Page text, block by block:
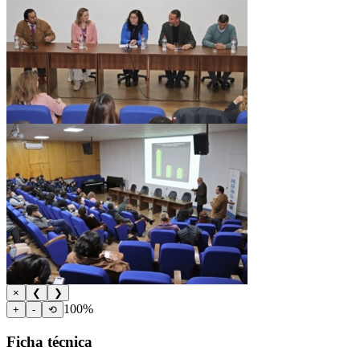
× ❮
❯
+
- ⟲ 100%
Ficha técnica